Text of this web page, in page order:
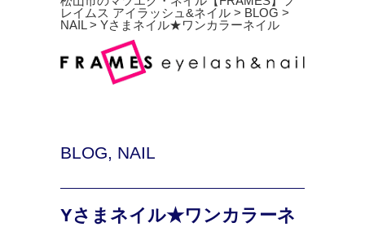
レイムス アイラッシュ&ネイル > BLOG >
NAIL> Yさまネイル★ワンカラーネイル
BLOG, NAIL
Yさまネイル★ワンカラーネ